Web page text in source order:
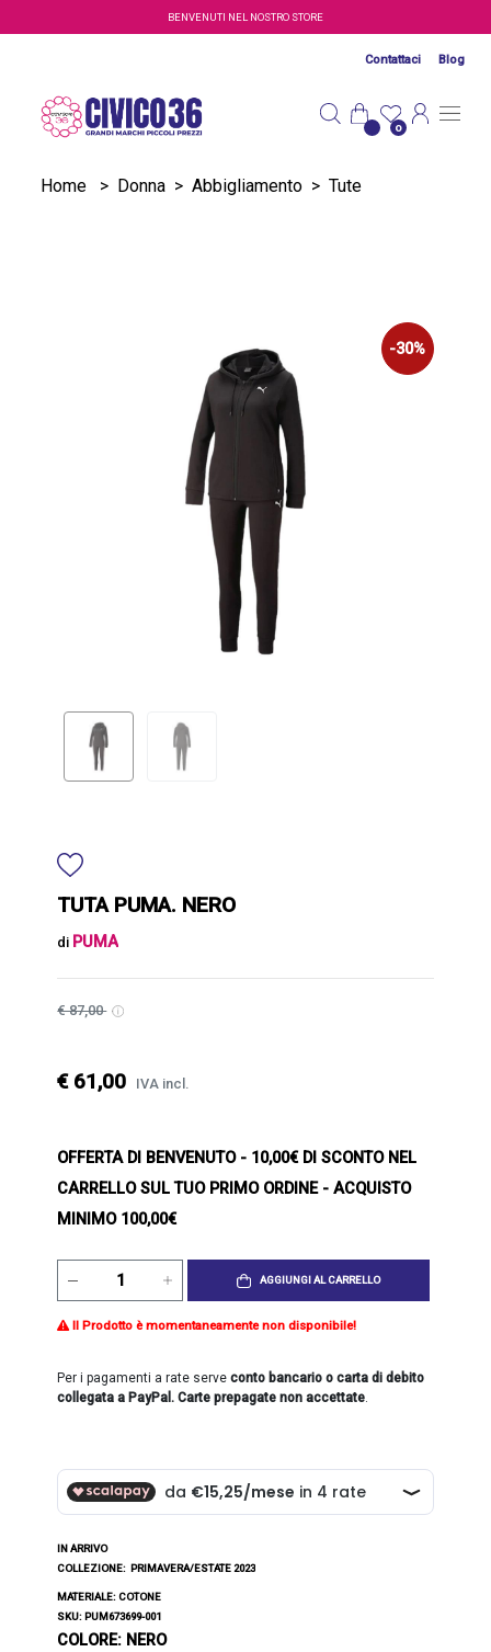
Salta al contenuto principaleBENVENUTI NEL NOSTRO STORE
Contattaci Blog
0
Home > Donna > Abbigliamento > Tute
-30%
TUTA PUMA. NERO
di PUMA
€ 87,00
€ 61,00 IVA incl.
OFFERTA DI BENVENUTO- 10,00€ DI SCONTO NEL
CARRELLO SUL TUO PRIMO ORDINE - ACQUISTO
MINIMO 100,00€
AGGIUNGI AL CARRELLO
Il Prodotto è momentaneamente non disponibile!
Per i pagamenti a rate serveconto bancario o carta di debito
collegata a PayPal. Carte prepagate non accettate.
IN ARRIVO
COLLEZIONE: PRIMAVERA/ESTATE 2023
MATERIALE: COTONE
SKU: PUM673699-001
COLORE: NERO